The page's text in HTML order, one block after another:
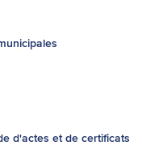
d'actes et de certificats